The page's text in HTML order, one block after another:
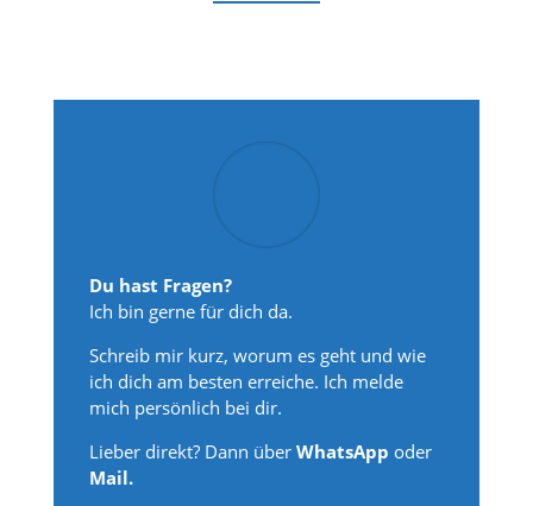
Du hast Fragen?
Ich bin gerne für dich da.
Schreib mir kurz, worum es geht und wie
ich dich am besten erreiche. Ich melde
mich persönlich bei dir.
Lieber direkt? Dann überWhatsApp oder
Mail.